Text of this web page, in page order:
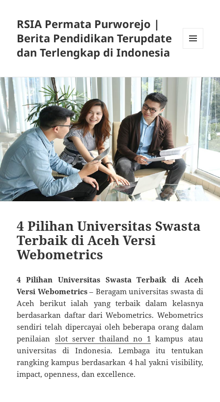
RSIA Permata Purworejo |
Berita Pendidikan Terupdate
dan Terlengkap di Indonesia
4 Pilihan Universitas Swasta
Terbaik di Aceh Versi
Webometrics
4 Pilihan Universitas Swasta Terbaik di Aceh
Versi Webometrics– Beragam universitas swasta di
Aceh berikut ialah yang terbaik dalam kelasnya
berdasarkan daftar dari Webometrics. Webometrics
sendiri telah dipercayai oleh beberapa orang dalam
penilaian slot server thailand no 1 kampus atau
universitas di Indonesia. Lembaga itu tentukan
rangking kampus berdasarkan 4 hal yakni visibility,
impact, openness, dan excellence.